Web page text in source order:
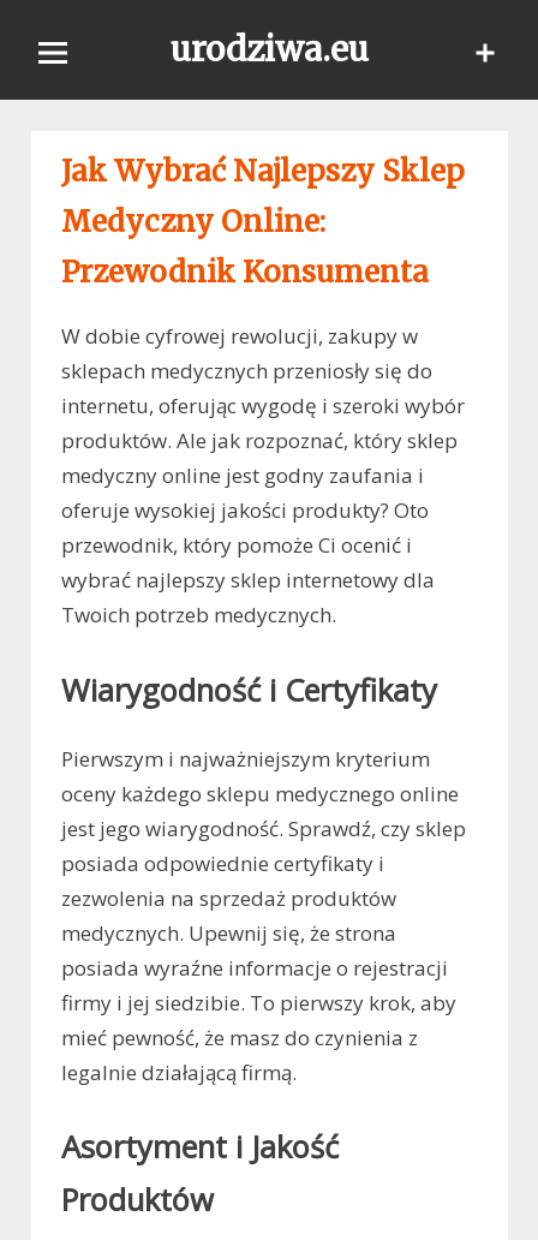
urodziwa.eu
Jak Wybrać Najlepszy Sklep
Medyczny Online:
Przewodnik Konsumenta
W dobie cyfrowej rewolucji, zakupy w
sklepach medycznych przeniosły się do
internetu, oferując wygodę i szeroki wybór
produktów. Ale jak rozpoznać, który sklep
medyczny online jest godny zaufania i
oferuje wysokiej jakości produkty? Oto
przewodnik, który pomoże Ci ocenić i
wybrać najlepszy sklep internetowy dla
Twoich potrzeb medycznych.
Wiarygodność i Certyfikaty
Pierwszym i najważniejszym kryterium
oceny każdego sklepu medycznego online
jest jego wiarygodność. Sprawdź, czy sklep
posiada odpowiednie certyfikaty i
zezwolenia na sprzedaż produktów
medycznych. Upewnij się, że strona
posiada wyraźne informacje o rejestracji
firmy i jej siedzibie. To pierwszy krok, aby
mieć pewność, że masz do czynienia z
legalnie działającą firmą.
Asortyment i Jakość
Produktów